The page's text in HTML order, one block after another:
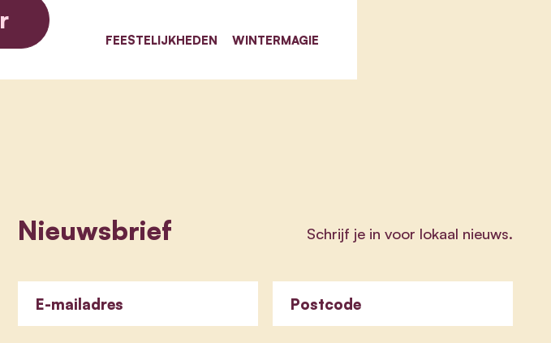
FEESTELIJKHEDEN WINTERMAGIE
Nieuwsbrief Schrijf je in voor lokaal nieuws.
E-mailadres Postcode